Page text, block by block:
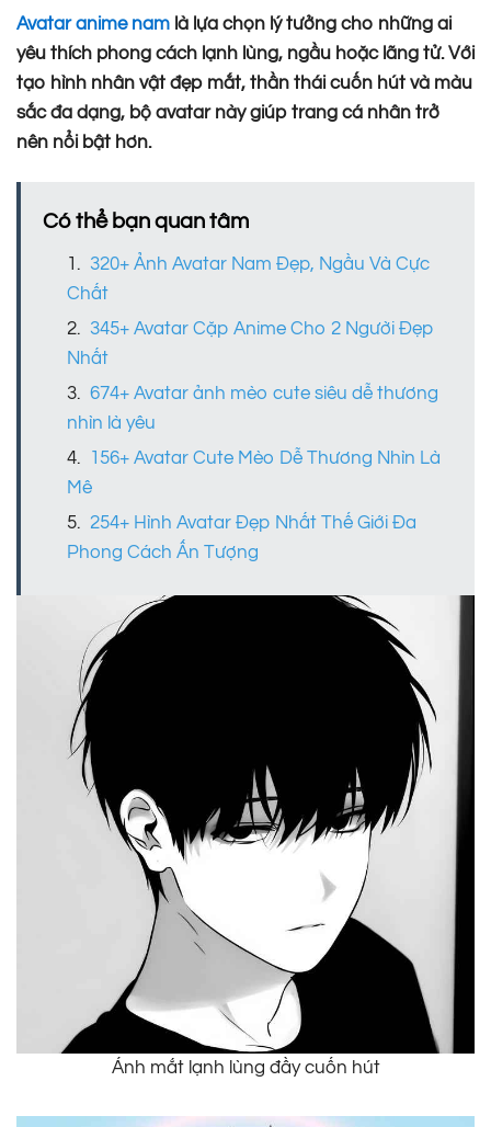
Avatar anime nam là lựa chọn lý tưởng cho những ai
yêu thích phong cách lạnh lùng, ngầu hoặc lãng tử. Với
tạo hình nhân vật đẹp mắt, thần thái cuốn hút và màu
sắc đa dạng, bộ avatar này giúp trang cá nhân trở
nên nổi bật hơn.
Có thể bạn quan tâm
320+ Ảnh Avatar Nam Đẹp, Ngầu Và Cực
Chất
345+ Avatar Cặp Anime Cho 2 Người Đẹp
Nhất
674+ Avatar ảnh mèo cute siêu dễ thương
nhìn là yêu
156+ Avatar Cute Mèo Dễ Thương Nhìn Là
Mê
254+ Hình Avatar Đẹp Nhất Thế Giới Đa
Phong Cách Ấn Tượng
Ánh mắt lạnh lùng đầy cuốn hút